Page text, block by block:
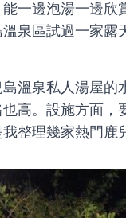
一邊泡湯一邊
泉區試過一家
溫泉私人湯屋
高。設施方面
整理幾家熱門